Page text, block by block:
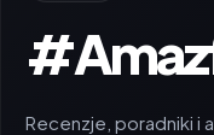
Recenzje, poradniki i